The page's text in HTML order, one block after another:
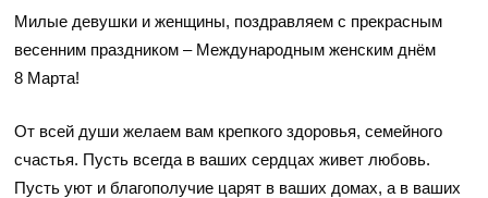
Милые девушки и женщины, поздравляем с прекрасным
весенним праздником – Международным женским днём
8 Марта!
От всей души желаем вам крепкого здоровья, семейного
счастья. Пусть всегда в ваших сердцах живет любовь.
Пусть уют и благополучие царят в ваших домах, а в ваших